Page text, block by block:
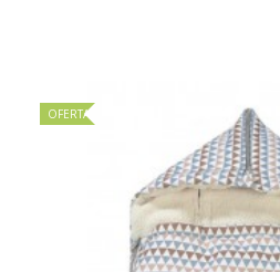
OFERTA